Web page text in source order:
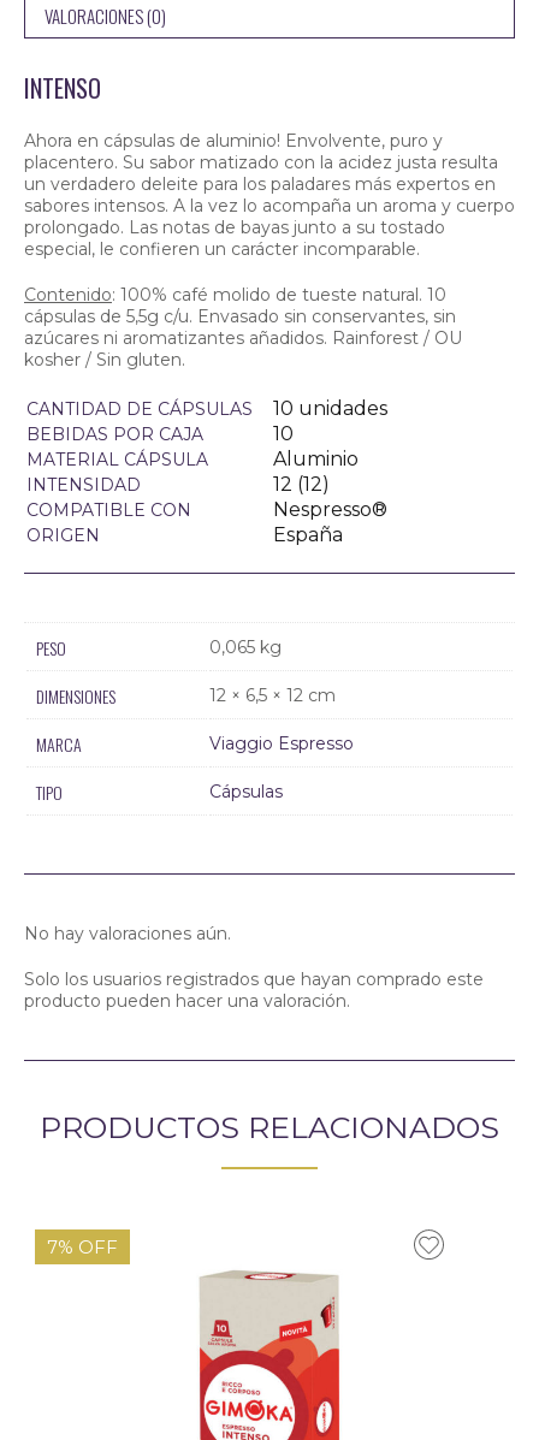
VALORACIONES (0)
INTENSO
Ahora en cápsulas de aluminio! Envolvente, puro y
placentero. Su sabor matizado con la acidez justa resulta
un verdadero deleite para los paladares más expertos en
sabores intensos. A la vez lo acompaña un aroma y cuerpo
prolongado. Las notas de bayas junto a su tostado
especial, le confieren un carácter incomparable.
Contenido: 100% café molido de tueste natural. 10
cápsulas de 5,5g c/u. Envasado sin conservantes, sin
azúcares ni aromatizantes añadidos. Rainforest / OU
kosher / Sin gluten.
CANTIDAD DE CÁPSULAS 10 unidades
BEBIDAS POR CAJA 10
MATERIAL CÁPSULA Aluminio
INTENSIDAD 12 (12)
COMPATIBLE CON Nespresso®
ORIGEN España
PESO 0,065 kg
DIMENSIONES 12 × 6,5 × 12 cm
MARCA Viaggio Espresso
TIPO Cápsulas
No hay valoraciones aún.
Solo los usuarios registrados que hayan comprado este
producto pueden hacer una valoración.
PRODUCTOS RELACIONADOS
7% OFF